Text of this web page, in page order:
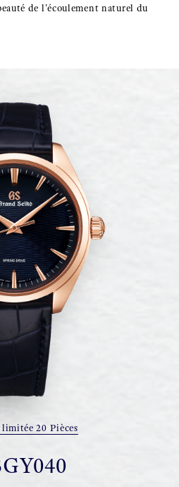
de l'écoulement naturel du
20 Pièces